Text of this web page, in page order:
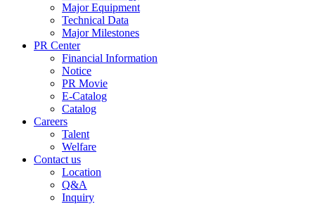
Major Equipment
Technical Data
Major Milestones
PR Center
Financial Information
Notice
PR Movie
E-Catalog
Catalog
Careers
Talent
Welfare
Contact us
Location
Q&A
Inquiry